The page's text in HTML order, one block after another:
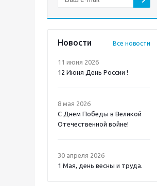
Новости Все новости
11 июня 2026
12 Июня День России !
8 мая 2026
С Днем Победы в Великой
Отечественной войне!
30 апреля 2026
1 Мая, день весны и труда.